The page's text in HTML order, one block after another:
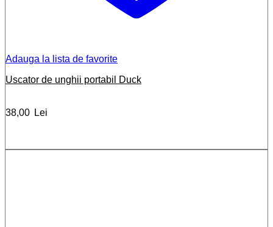
Adauga la lista de favorite
Uscator de unghii portabil Duck
38,00 Lei